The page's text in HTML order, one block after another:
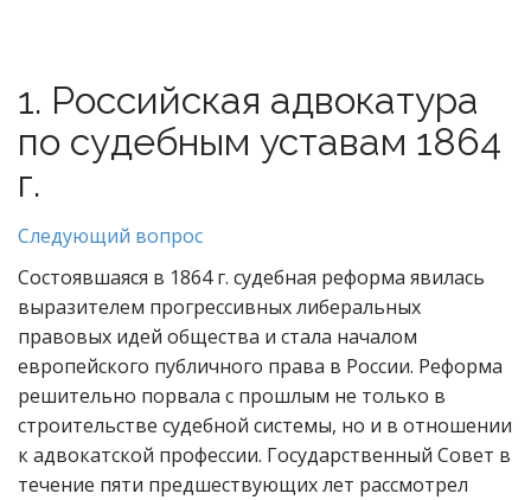
1. Российская адвокатура
по судебным уставам 1864
г.
Следующий вопрос
Состоявшаяся в 1864 г. судебная реформа явилась
выразителем прогрессивных либеральных
правовых идей общества и стала началом
европейского публичного права в России. Реформа
решительно порвала с прошлым не только в
строительстве судебной системы, но и в отношении
к адвокатской профессии. Государственный Совет в
течение пяти предшествующих лет рассмотрел